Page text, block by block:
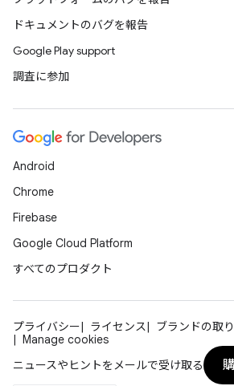
ドキュメントのバグを報告
Google Play support
調査に参加
Android
Chrome
Firebase
Google Cloud Platform
すべてのプロダクト
プライバシー ライセンス
ブランドの取
Manage cookies
ニュースやヒントをメールで受け取る